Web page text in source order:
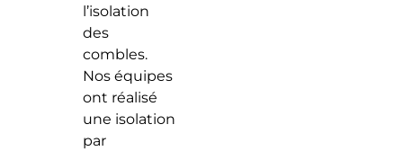
l’isolation
des
combles.
Nos équipes
ont réalisé
une isolation
par